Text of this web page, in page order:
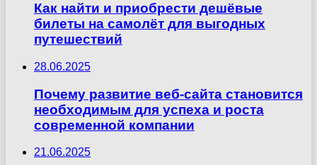
Как найти и приобрести дешёвые
билеты на самолёт для выгодных
путешествий
28.06.2025
Почему развитие веб-сайта становится
необходимым для успеха и роста
современной компании
21.06.2025